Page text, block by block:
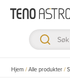
Hopp
innholdet
Hjem /Alle produkter /